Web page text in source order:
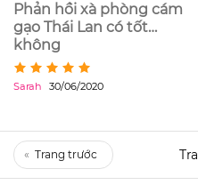
Phản hồi xà phòng cám
gạo Thái Lan có tốt
không
Sarah 30/06/2020
«